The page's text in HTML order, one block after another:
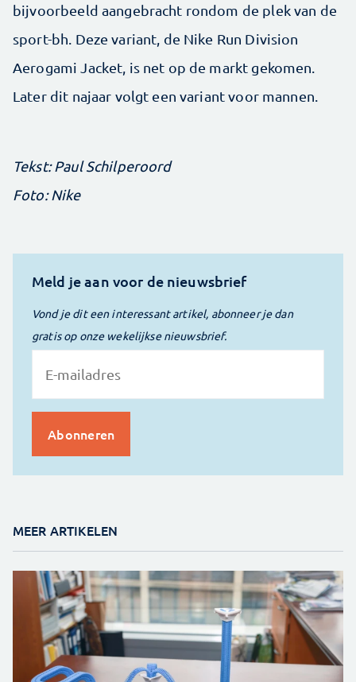
bijvoorbeeld aangebracht rondom de plek van de
sport-bh. Deze variant, de Nike Run Division
Aerogami Jacket, is net op de markt gekomen.
Later dit najaar volgt een variant voor mannen.
Tekst: Paul Schilperoord
Foto: Nike
Meld je aan voor de nieuwsbrief
Vond je dit een interessant artikel, abonneer je dan
gratis op onze wekelijkse nieuwsbrief.
MEER ARTIKELEN